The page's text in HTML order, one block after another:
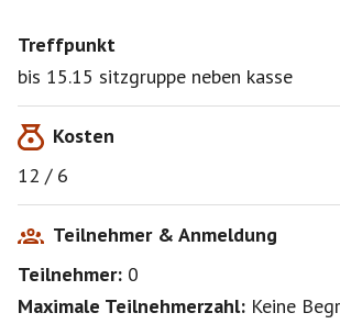
Treffpunkt
bis 15.15 sitzgruppe neben kasse
Kosten
12 / 6
Teilnehmer & Anmeldung
Teilnehmer: 0
Maximale Teilnehmerzahl: Keine